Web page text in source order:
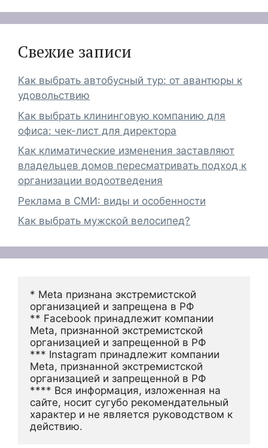
Свежие записи
Как выбрать автобусный тур: от авантюры к
удовольствию
Как выбрать клининговую компанию для
офиса: чек-лист для директора
Как климатические изменения заставляют
владельцев домов пересматривать подход к
организации водоотведения
Реклама в СМИ: виды и особенности
Как выбрать мужской велосипед?
* Meta признана экстремистской
организацией и запрещена в РФ
** Facebook принадлежит компании
Meta, признанной экстремистской
организацией и запрещенной в РФ
*** Instagram принадлежит компании
Meta, признанной экстремистской
организацией и запрещенной в РФ
**** Вся информация, изложенная на
сайте, носит сугубо рекомендательный
характер и не является руководством к
действию.